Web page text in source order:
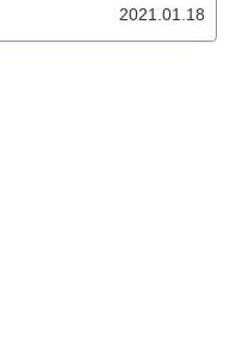
2021.01.18